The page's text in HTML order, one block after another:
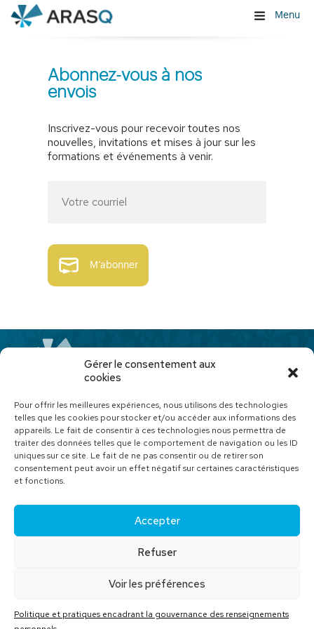
Gérer le consentement aux
cookies
Pour offrir les meilleures expériences, nous utilisons des technologies
telles que les cookies pour stocker et/ou accéder aux informations des
appareils. Le fait de consentir à ces technologies nous permettra de
traiter des données telles que le comportement de navigation ou les ID
uniques sur ce site. Le fait de ne pas consentir ou de retirer son
consentement peut avoir un effet négatif sur certaines caractéristiques
et fonctions.
Accepter
Refuser
Voir les préférences
Politique et pratiques encadrant la gouvernance des renseignements
Menu
Abonnez-vous à nos
envois
Inscrivez-vous pour recevoir toutes nos
nouvelles, invitations et mises à jour sur les
formations et événements à venir.
M’abonner
info@arasq.com
© ARASQ 2026. Tous droits réservés.
Paiements sécurisés avec